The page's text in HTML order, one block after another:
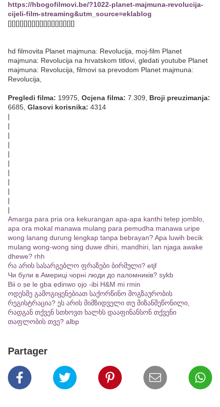
https://hbogofilmovi.be/?1022-planet-majmuna-revolucija-
cijeli-film-streaming&utm_source=eklablog
[][][][][][][][][][][][][][][][][]
hd filmovita Planet majmuna: Revolucija, moj-film Planet
majmuna: Revolucija na hrvatskom titlovi, gledati youtube Planet
majmuna: Revolucija, filmovi sa prevodom Planet majmuna:
Revolucija,
Pregledi filma: 19975, Ocjena filma: 7.309, Broji preuzimanja:
6685, Glasovi korisnika: 4314
|
|
|
|
|
|
|
|
|
|
|
Amarga para pria ora kekurangan apa-apa kanthi tetep jomblo,
apa ora mokal manawa mulang para pemudha manawa uripe
wong lanang durung lengkap tanpa bebrayan? Apa luwih becik
mulang wong-wong sing duwe dhiri, mandhiri, lan njaga awake
dhewe? rhh
რა არის სასარგებლო ფრაზები ბირმული? etjf
Чи були в Америці чорні люди до паломників? sykb
Bii o ṣe le gba ẹdinwo ọjọ -ibi H&M mi rmin
ოდესმე გამოგიყენებიათ საქორწინო მოგზაურობის
რეგისტრაცია? ეს არის მიმზიდველი თუ მიზანშეწონილი,
რადგან თქვენ სთხოვთ ხალხს დააფინანსონ თქვენი
თაფლობის თვე? albp
Partager